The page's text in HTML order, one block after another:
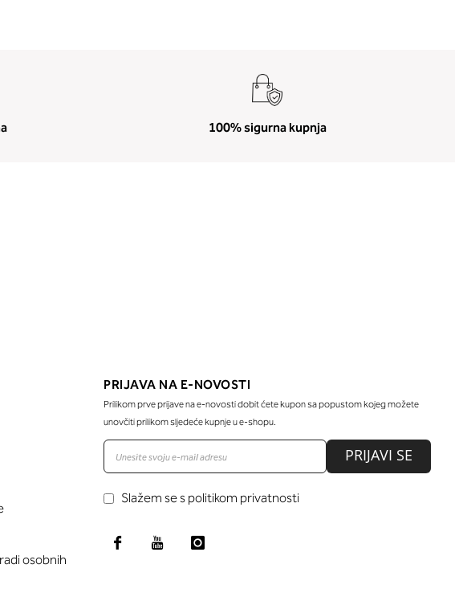
100% sigurna kupnja
osobnih
PRIJAVA NA E-NOVOSTI
Prilikom prve prijave na e-novosti dobit ćete kupon sa popustom kojeg možete
unovčiti prilikom sljedeće kupnje u e-shopu.
PRIJAVI SE
Slažem se s politikom privatnosti